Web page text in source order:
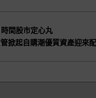
間股市定心丸
掀起自購潮優質資產迎來